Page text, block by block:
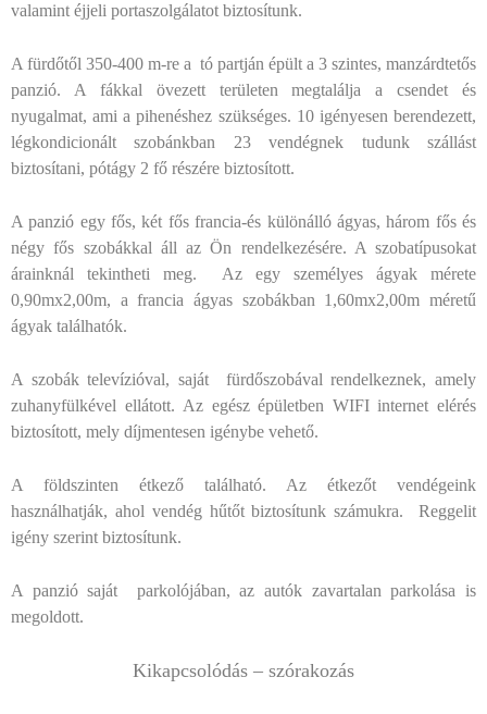
valamint éjjeli portaszolgálatot biztosítunk.
A fürdőtől 350-400 m-re a tó partján épült a 3 szintes, manzárdtetős
panzió. A fákkal övezett területen megtalálja a csendet és
nyugalmat, ami a pihenéshez szükséges. 10 igényesen berendezett,
légkondicionált szobánkban 23 vendégnek tudunk szállást
biztosítani, pótágy 2 fő részére biztosított.
A panzió egy fős, két fős francia-és különálló ágyas, három fős és
négy fős szobákkal áll az Ön rendelkezésére. A szobatípusokat
árainknál tekintheti meg. Az egy személyes ágyak mérete
0,90mx2,00m, a francia ágyas szobákban 1,60mx2,00m méretű
ágyak találhatók.
A szobák televízióval, saját fürdőszobával rendelkeznek, amely
zuhanyfülkével ellátott. Az egész épületben WIFI internet elérés
biztosított, mely díjmentesen igénybe vehető.
A földszinten étkező található. Az étkezőt vendégeink
használhatják, ahol vendég hűtőt biztosítunk számukra. Reggelit
igény szerint biztosítunk.
A panzió saját parkolójában, az autók zavartalan parkolása is
megoldott.
Kikapcsolódás – szórakozás